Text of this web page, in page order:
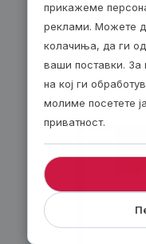
По е-
Изберете
веднаш по
30 денари
прикажеме
реклами. Можете
колачиња, да ги
ваши поставки. За
на кој ги
молиме посетете
приватност.